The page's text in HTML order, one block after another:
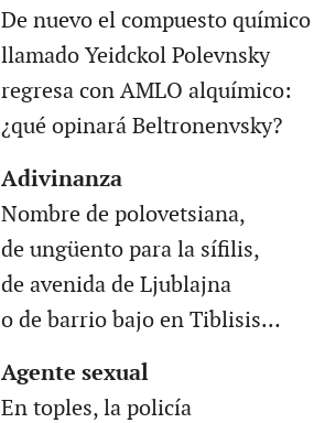
De nuevo el compuesto químico
llamado Yeidckol Polevnsky
regresa con AMLO alquímico:
¿qué opinará Beltronenvsky?
Adivinanza
Nombre de polovetsiana,
de ungüento para la sífilis,
de avenida de Ljublajna
o de barrio bajo en Tiblisis…
Agente sexual
En toples, la policía